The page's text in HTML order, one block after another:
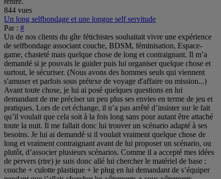
844 vues
Un long selfbondage et une longue self servitude
Par : #
Un de nos clients du gîte fétichistes souhaitait vivre une expérience
de selfbondage associant couche, BDSM, féminisation, Espace-
game, chasteté mais quelque chose de long et contraignant. Il m’a
demandé si je pouvais le guider puis lui organiser quelque chose et
surtout, le sécuriser. (Nous avons des hommes seuls qui viennent
s'amuser et parfois sous prétexe de voyage d'affaire ou mission...)
Avant toute chose, je lui ai posé quelques questions en lui
demandant de me préciser un peu plus ses envies en terme de jeu et
pratiques. Lors de cet échange, il n’a pas arrêté d’insister sur le fait
qu’il voulait que cela soit à la fois long sans pour autant être attaché
toute la nuit. Il me fallait donc lui trouver un scénario adapté à ses
besoins. Je lui ai demandé si il voulait vraiment quelque chose de
long et vraiment contraignant avant de lui proposer un scénario, ou
plutôt, d’associer plusieurs scénarios. Comme il a accepté mes idées
de pervers (rire) je suis donc allé lui chercher le matériel de base :
couche + culotte plastique + le plug en lui demandant de s’équiper